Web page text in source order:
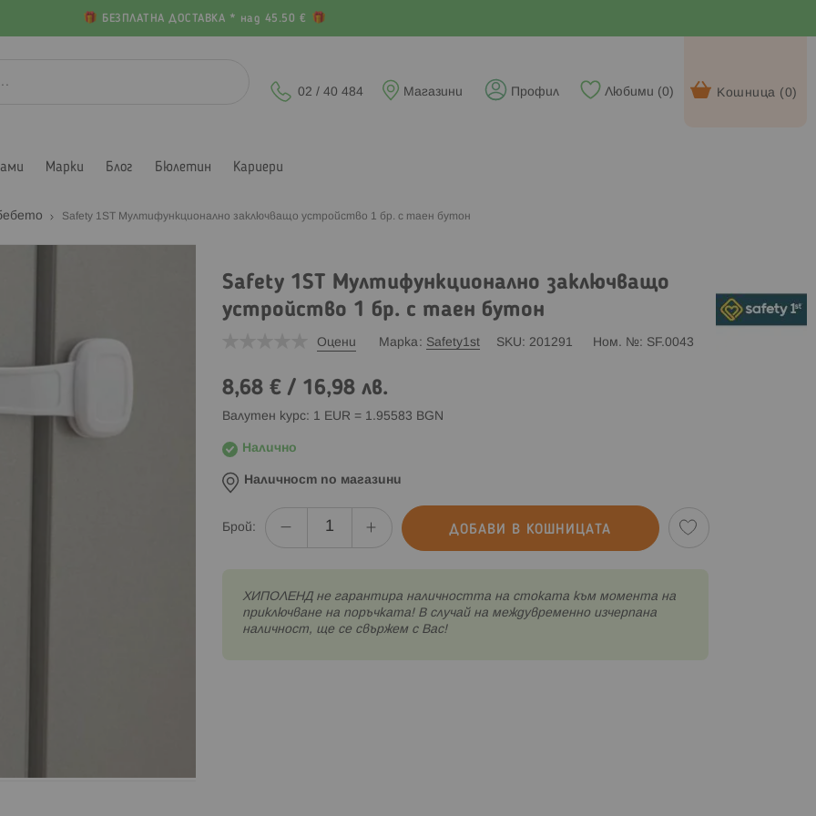
БЕЗПЛАТНА ДОСТАВКА * над 45.50 €
Кошница (0)
Любими (0)
Профил
Магазини
02 / 40 484
Марки Блог Бюлетин Кариери
Safety 1ST Мултифункционално заключващо устройство 1 бр. с таен бутон
Safety 1ST Мултифункционално заключващо
устройство 1 бр. с таен бутон
Оцени Марка Safety1st SKU 201291 Ном. № SF.0043
8,68 €/ 16,98 лв.
Валутен курс: 1 EUR = 1.95583 BGN
Налично
Наличност по магазини
Брой: ДОБАВИ В КОШНИЦАТА
XИПОЛЕНД не гарантира наличността на стоката към момента на
приключване на поръчката! В случай на междувременно изчерпана
наличност, ще се свържем с Вас!